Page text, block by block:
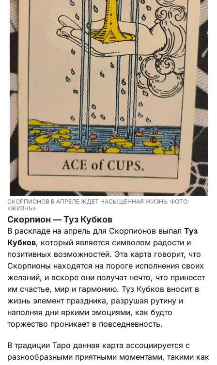
СКОРПИОНОВ В АПРЕЛЕ ЖДЕТ НАСЫЩЕННАЯ ЖИЗНЬ. ФОТО:
«ЖИЗНЬ»
Скорпион — Туз Кубков
В раскладе на апрель для Скорпионов выпал Туз
Кубков, который является символом радости и
позитивных возможностей. Эта карта говорит, что
Скорпионы находятся на пороге исполнения своих
желаний, и вскоре они получат нечто, что принесет
им счастье, мир и гармонию. Туз Кубков вносит в
жизнь элемент праздника, разрушая рутину и
наполняя дни яркими эмоциями, как будто
торжество проникает в повседневность.
В традиции Таро данная карта ассоциируется с
разнообразными приятными моментами, такими как